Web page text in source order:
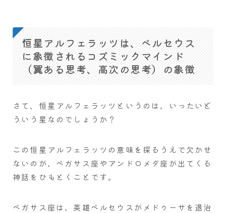
恒星アルフェラッツは、ペルセウス
に象徴されるコズミックマインド
（翼ある思考、高次の思考）の象徴
さて、恒星アルフェラッツというのは、いったいど
ういう星なのでしょうか？
この恒星アルフェラッツの意味を探るうえで欠かせ
ないのが、ペガサス座やアンドロメダ座が出てくる
神話をひもとくことです。
ペガサス座は、英雄ペルセウスがメドゥーサを退治